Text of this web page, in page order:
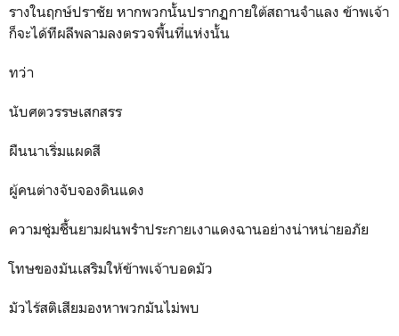
รางในฤกษ์ปราชัย หากพวกนั้นปรากฏกายใต้สถานจำแลง ข้าพเจ้า
ก็จะได้ทีผลีพลามลงตรวจพื้นที่แห่งนั้น
ทว่า
นับศตวรรษเสกสรร
ผืนนาเริ่มแผดสี
ผู้คนต่างจับจองดินแดง
ความชุ่มชื้นยามฝนพรำประกายเงาแดงฉานอย่างน่าหน่ายอภัย
โทษของมันเสริมให้ข้าพเจ้าบอดมัว
มัวไร้สติเสียมองหาพวกมันไม่พบ